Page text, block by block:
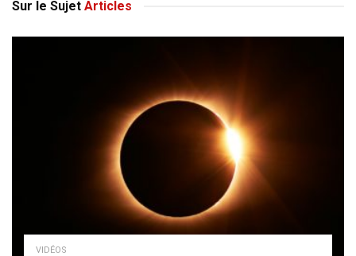
Sur le Sujet Articles
VIDÉOS